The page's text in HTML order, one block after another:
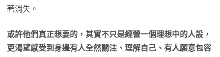
著消失。
或許他們真正想要的，其實不只是經營一個理想中的人設，
更渴望感受到身邊有人全然關注、理解自己、有人願意包容